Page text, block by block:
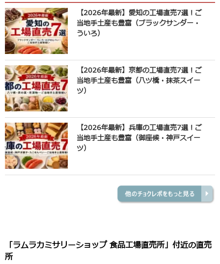
【2026年最新】愛知の工場直売7選！ご
当地手土産も豊富（ブラックサンダー・
ういろ）
【2026年最新】京都の工場直売7選！ご
当地手土産も豊富（八ツ橋・抹茶スイー
ツ）
【2026年最新】兵庫の工場直売7選！ご
当地手土産も豊富（御座候・神戸スイー
ツ）
「ラムラカミサリーショップ 食品工場直売所」付近の直売
所